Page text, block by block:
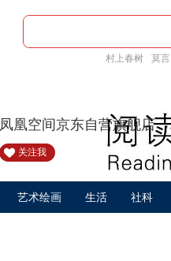
村上春树 莫言
凤凰空间京东自营旗舰店
关注我
艺术绘画 生活 社科